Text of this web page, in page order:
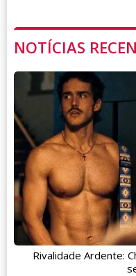
NOTÍCIAS
Rivalidade Ardente: